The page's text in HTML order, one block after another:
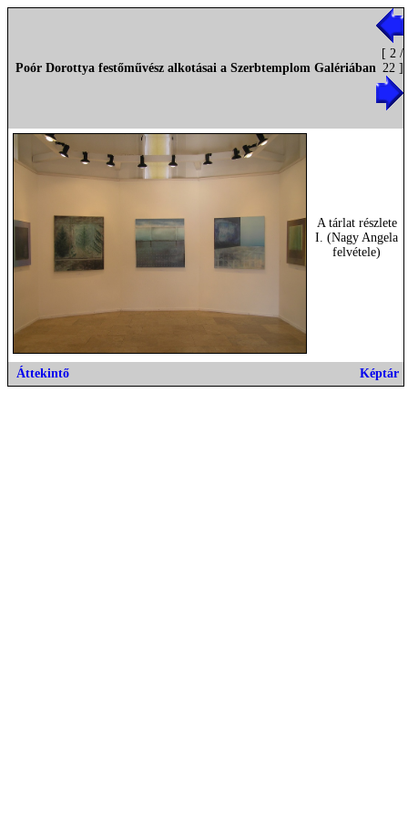
Poór Dorottya festőművész alkotásai a Szerbtemplom Galériában
[ 2 /
22 ]
A tárlat részlete
I. (Nagy Angela
felvétele)
Áttekintő Képtár